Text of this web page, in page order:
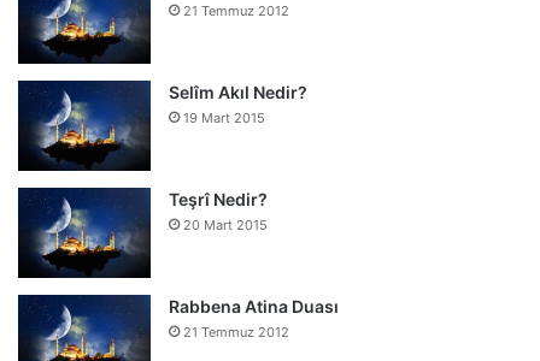
21 Temmuz 2012
Selîm Akıl Nedir?
19 Mart 2015
Teşrî Nedir?
20 Mart 2015
Rabbena Atina Duası
21 Temmuz 2012